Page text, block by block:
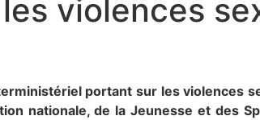
violences
portant sur les violences
nationale, de la Jeunesse et des